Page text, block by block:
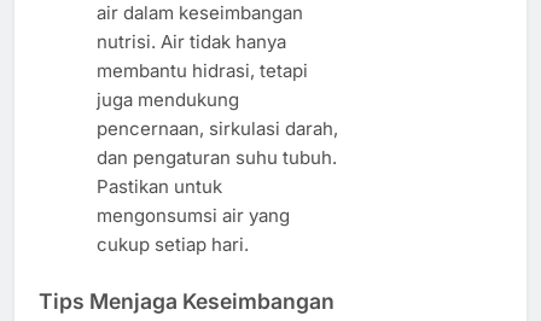
air dalam keseimbangan
nutrisi. Air tidak hanya
membantu hidrasi, tetapi
juga mendukung
pencernaan, sirkulasi darah,
dan pengaturan suhu tubuh.
Pastikan untuk
mengonsumsi air yang
cukup setiap hari.
Tips Menjaga Keseimbangan